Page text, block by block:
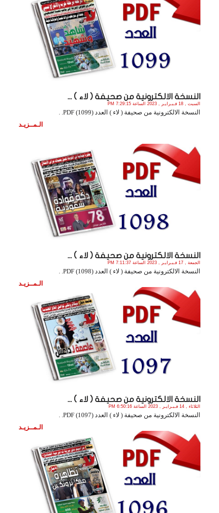
النسخة الالكترونية من صحيفة ( لاء ) ...
السبت , 18 فـبـرايـر , 2023 الساعة 7:29:15 PM
النسخة الالكترونية من صحيفة ( لاء ) العدد (1099) PDF. .
الـمــزيـد
النسخة الالكترونية من صحيفة ( لاء ) ...
الجمعة , 17 فـبـرايـر , 2023 الساعة 7:11:37 PM
النسخة الالكترونية من صحيفة ( لاء ) العدد (1098) PDF. .
الـمــزيـد
النسخة الالكترونية من صحيفة ( لاء ) ...
الثلاثاء , 14 فـبـرايـر , 2023 الساعة 6:50:16 PM
النسخة الالكترونية من صحيفة ( لاء ) العدد (1097) PDF. .
الـمــزيـد